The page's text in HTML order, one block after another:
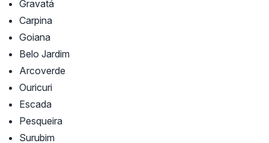
Gravatá
Carpina
Goiana
Belo Jardim
Arcoverde
Ouricuri
Escada
Pesqueira
Surubim